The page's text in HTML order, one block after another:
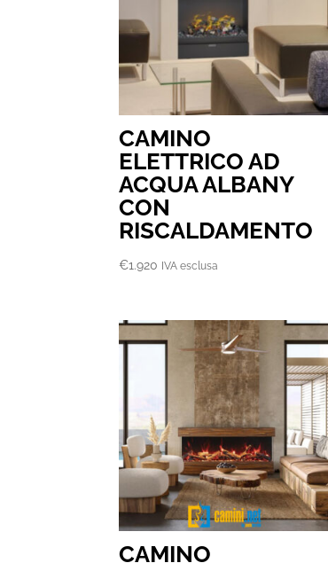
CAMINO
ELETTRICO AD
ACQUA ALBANY
CON
RISCALDAMENTO
€1.920 IVA esclusa
CAMINO